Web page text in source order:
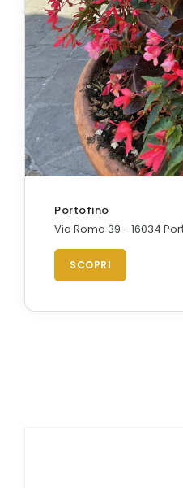
Portofino
Via Roma 39 - 16034
SCOPRI